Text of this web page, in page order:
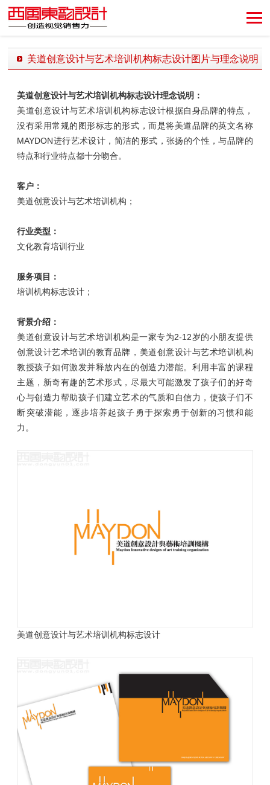
创造视觉销售力！
美道创意设计与艺术培训机构标志设计图片与理念说明
美道创意设计与艺术培训机构标志设计理念说明：
美道创意设计与艺术培训机构标志设计根据自身品牌的特点，
没有采用常规的图形标志的形式，而是将美道品牌的英文名称
MAYDON进行艺术设计，简洁的形式，张扬的个性，与品牌的
特点和行业特点都十分吻合。
客户：
美道创意设计与艺术培训机构；
行业类型：
文化教育培训行业
服务项目：
培训机构标志设计；
背景介绍：
美道创意设计与艺术培训机构是一家专为2-12岁的小朋友提供
创意设计艺术培训的教育品牌，美道创意设计与艺术培训机构
教授孩子如何激发并释放内在的创造力潜能。利用丰富的课程
主题，新奇有趣的艺术形式，尽最大可能激发了孩子们的好奇
心与创造力帮助孩子们建立艺术的气质和自信力，使孩子们不
断突破潜能，逐步培养起孩子勇于探索勇于创新的习惯和能
力。
美道创意设计与艺术培训机构标志设计